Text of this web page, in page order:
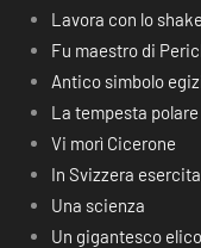
Lavora con lo
Fu maestro di
Antico simbolo
La tempesta polare
Vi morì Cicerone
In Svizzera
Una scienza
Un gigantesco